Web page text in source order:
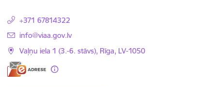
+371 67814322
E-pasts:
info@viaa.gov.lv
Vaļņu iela 1 (3.-6. stāvs), Rīga, LV-1050